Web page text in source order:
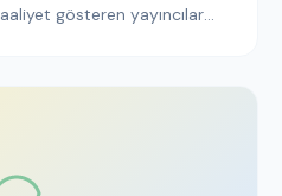
gösteren yayıncılar
gerektiğini etkiliyor.